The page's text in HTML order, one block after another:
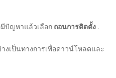
ปัญหาแล้วเลือก ถอนการติดตั้ง .
เป็นทางการเพื่อดาวน์โหลดและ